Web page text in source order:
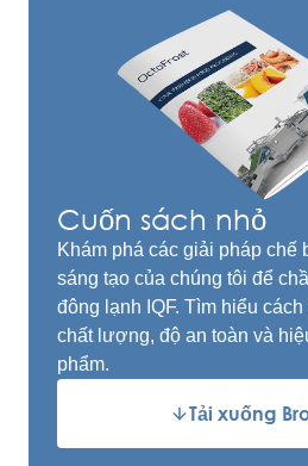
Cuốn sách nhỏ
Khám phá các giải pháp chế
sáng tạo của chúng tôi để
đông lạnh IQF. Tìm hiểu
chất lượng, độ an toàn và
phẩm.
Tải xuống